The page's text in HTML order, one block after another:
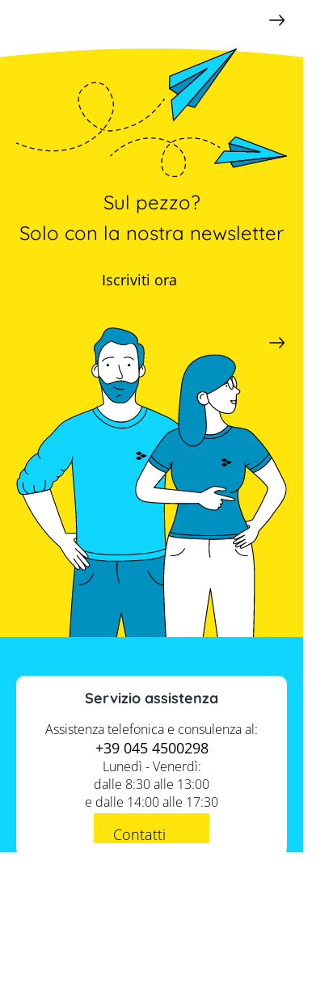
Sul pezzo?
Solo con la nostra newsletter
Iscriviti ora
Servizio assistenza
Assistenza telefonica e consulenza al:
+39 045 4500298
Lunedì - Venerdì:
dalle 8:30 alle 13:00
e dalle 14:00 alle 17:30
Contatti